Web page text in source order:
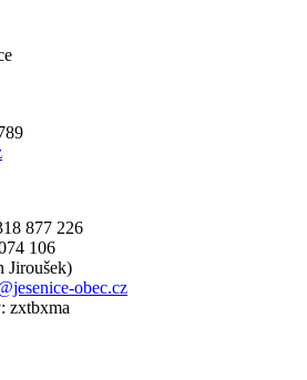
877 226
106
Jiroušek)
obec.cz
zxtbxma